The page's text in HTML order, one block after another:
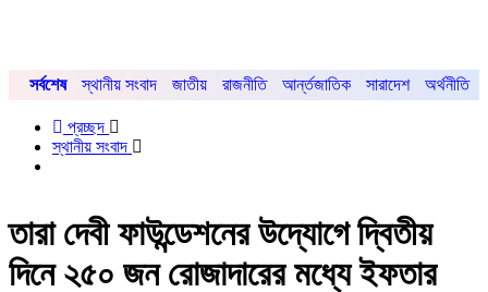
সর্বশেষ স্থানীয় সংবাদ জাতীয় রাজনীতি আর্ন্তজাতিক সারাদেশ অর্থনীতি
প্রচ্ছদ
স্থানীয় সংবাদ
তারা দেবী ফাউন্ডেশনের উদ্যোগে দ্বিতীয়
দিনে ২৫০ জন রোজাদারের মধ্যে ইফতার